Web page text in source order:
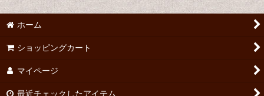
ホーム
ショッピングカート
マイページ
最近チェックしたアイテム